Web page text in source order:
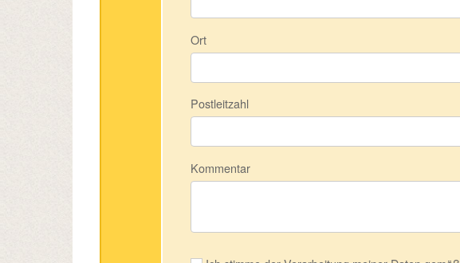
Ort
Postleitzahl
Kommentar